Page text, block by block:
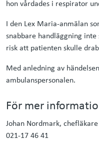
hon vårdades i respirator
I den Lex Maria-anmälan
snabbare handläggning
risk att patienten skulle
Med anledning av
ambulanspersonalen.
För mer
Johan Nordmark, chefläkare
021-17 46 41